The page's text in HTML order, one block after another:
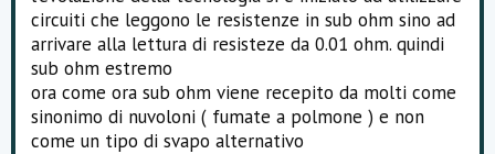
circuiti che leggono le resistenze in sub ohm sino ad
arrivare alla lettura di resisteze da 0.01 ohm. quindi
sub ohm estremo
ora come ora sub ohm viene recepito da molti come
sinonimo di nuvoloni ( fumate a polmone ) e non
come un tipo di svapo alternativo